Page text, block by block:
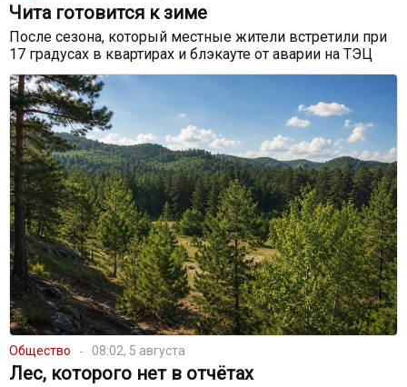
Чита готовится к зиме
После сезона, который местные жители встретили при
17 градусах в квартирах и блэкауте от аварии на ТЭЦ
Общество 08:02, 5 августа
Лес, которого нет в отчётах